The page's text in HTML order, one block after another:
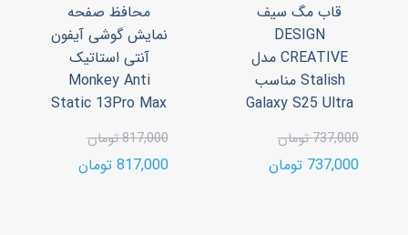
قاب مگ سیف
DESIGN
CREATIVE مدل
Stalish مناسب
Galaxy S25 Ultra
737,000 تومان
737,000 تومان
محافظ صفحه
نمایش گوشی آیفون
آنتی استاتیک
Monkey Anti
Static 13Pro Max
817,000 تومان
817,000 تومان